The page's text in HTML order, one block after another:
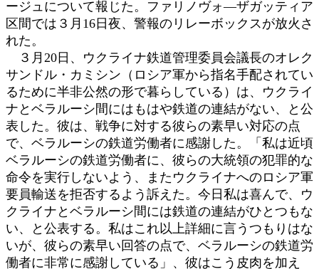
ージュについて報じた。ファリノヴォ―ザガッティア
区間では３月16日夜、警報のリレーボックスが放火さ
れた。
３月20日、ウクライナ鉄道管理委員会議長のオレク
サンドル・カミシン（ロシア軍から指名手配されてい
るために半非公然の形で暮らしている）は、ウクライ
ナとベラルーシ間にはもはや鉄道の連結がない、と公
表した。彼は、戦争に対する彼らの素早い対応の点
で、ベラルーシの鉄道労働者に感謝した。「私は近頃
ベラルーシの鉄道労働者に、彼らの大統領の犯罪的な
命令を実行しないよう、またウクライナへのロシア軍
要員輸送を拒否するよう訴えた。今日私は喜んで、ウ
クライナとベラルーシ間には鉄道の連結がひとつもな
い、と公表する。私はこれ以上詳細に言うつもりはな
いが、彼らの素早い回答の点で、ベラルーシの鉄道労
働者に非常に感謝している」、彼はこう皮肉を加え